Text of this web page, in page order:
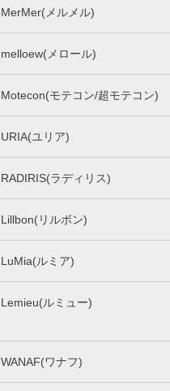
MerMer(メルメル)
melloew(メロール)
Motecon(モテコン/超モテコン)
URIA(ユリア)
RADIRIS(ラディリス)
Lillbon(リルボン)
LuMia(ルミア)
Lemieu(ルミュー)
WANAF(ワナフ)